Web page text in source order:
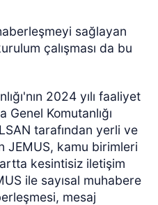
sağlayan
çalışması da bu
2024 yılı faaliyet
Komutanlığı
tarafından yerli ve
JEMUS, kamu birimleri
kesintisiz iletişim
ile sayısal muhabere
mesaj